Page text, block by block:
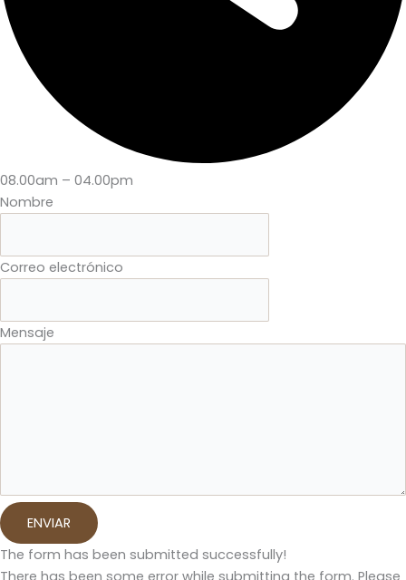
08.00am – 04.00pm
Nombre
Correo electrónico
Mensaje
ENVIAR
The form has been submitted successfully!